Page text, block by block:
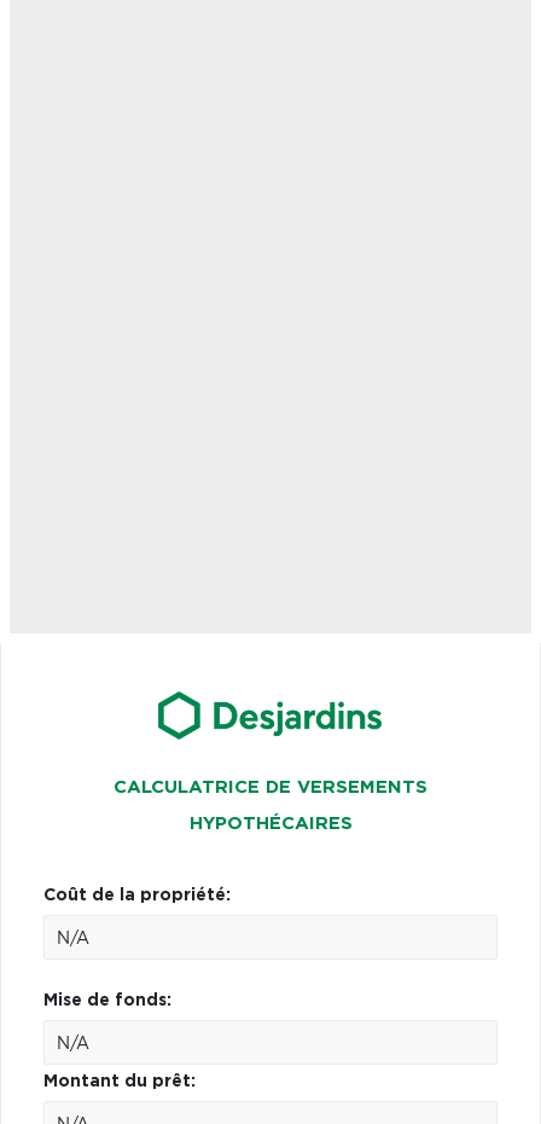
CALCULATRICE DE VERSEMENTS
HYPOTHÉCAIRES
Coût de la propriété:
Mise de fonds:
Montant du prêt: